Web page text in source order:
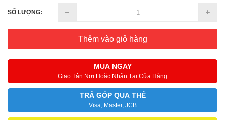
SỐ LƯỢNG:
Thêm vào giỏ hàng
MUA NGAY
Giao Tận Nơi Hoặc Nhận Tại Cửa Hàng
TRẢ GÓP QUA THẺ
Visa, Master, JCB